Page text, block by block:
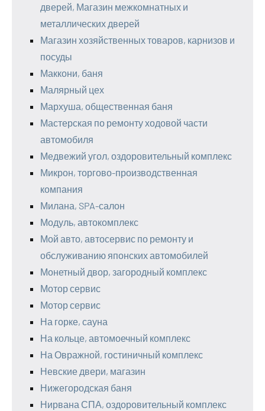
дверей, Магазин межкомнатных и
металлических дверей
Магазин хозяйственных товаров, карнизов и
посуды
Маккони, баня
Малярный цех
Мархуша, общественная баня
Мастерская по ремонту ходовой части
автомобиля
Медвежий угол, оздоровительный комплекс
Микрон, торгово-производственная
компания
Милана, SPA-салон
Модуль, автокомплекс
Мой авто, автосервис по ремонту и
обслуживанию японских автомобилей
Монетный двор, загородный комплекс
Мотор сервис
Мотор сервис
На горке, сауна
На кольце, автомоечный комплекс
На Овражной, гостиничный комплекс
Невские двери, магазин
Нижегородская баня
Нирвана СПА, оздоровительный комплекс